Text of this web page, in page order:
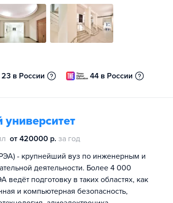
23 в России 44 в России
от 420000 р. за год
- крупнейший вуз по инженерным и
деятельности. Более 4 000
подготовку в таких областях, как
и компьютерная безопасность,